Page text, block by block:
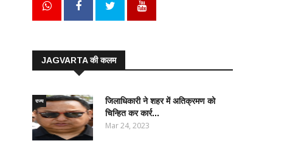
JAGVARTA की कलम
राज्य
जिलाधिकारी ने शहर में अतिक्रमण को
चिन्हित कर कार्र...
Mar 24, 2023